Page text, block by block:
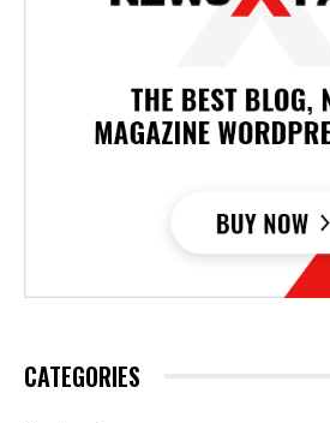
CATEGORIES